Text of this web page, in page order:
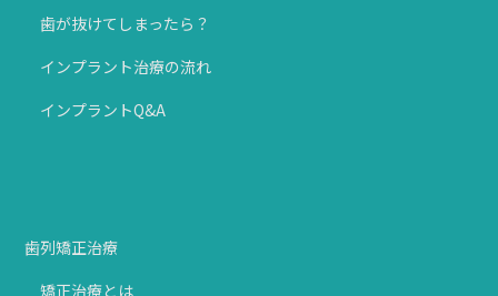
歯が抜けてしまったら？
インプラント治療の流れ
インプラントQ&A
歯列矯正治療
矯正治療とは